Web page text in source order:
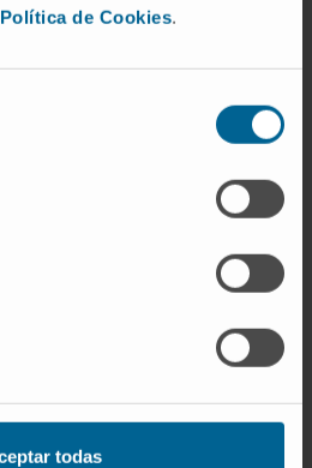
Política de Cookies.
todas
Navarra